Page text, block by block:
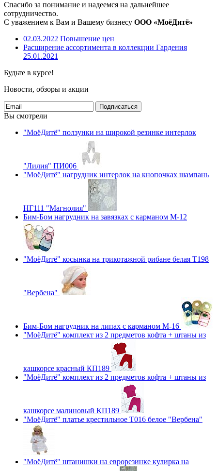
Спасибо за понимание и надеемся на дальнейшее
сотрудничество.
С уважением к Вам и Вашему бизнесу ООО «МоёДитё»
02.03.2022 Повышение цен
Расширение ассортимента в коллекции Гардения
25.01.2021
Будьте в курсе!
Новости, обзоры и акции
Подписаться
Вы смотрели
"МоёДитё" ползунки на широкой резинке интерлок
"Лилия" ПИ006
"МоёДитё" нагрудник интерлок на кнопочках шампань
НГ111 "Магнолия"
Бим-Бом нагрудник на завязках с карманом М-12
"МоёДитё" косынка на трикотажной рибане белая Т198
"Вербена"
Бим-Бом нагрудник на липах с карманом М-16
"МоёДитё" комплект из 2 предметов кофта + штаны из
кашкорсе красный КП189
"МоёДитё" комплект из 2 предметов кофта + штаны из
кашкорсе малиновый КП189
"МоёДитё" платье крестильное Т016 белое "Вербена"
"МоёДитё" штанишки на еврорезинке кулирка на